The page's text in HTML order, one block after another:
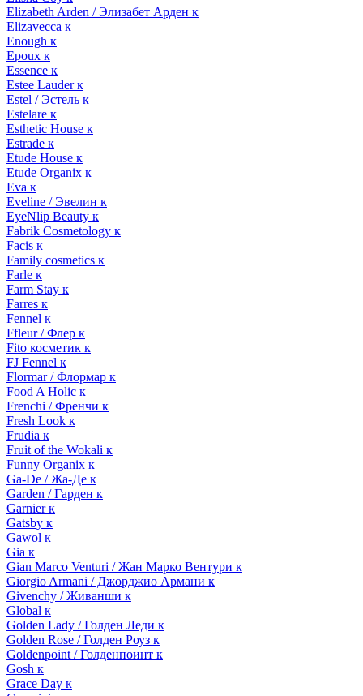
Elizabeth Arden / Элизабет Арден к
Elizavecca к
Enough к
Epoux к
Essence к
Estee Lauder к
Estel / Эстель к
Estelare к
Esthetic House к
Estrade к
Etude House к
Etude Organix к
Eva к
Eveline / Эвелин к
EyeNlip Beauty к
Fabrik Cosmetology к
Facis к
Family cosmetics к
Farle к
Farm Stay к
Farres к
Fennel к
Ffleur / Флер к
Fito косметик к
FJ Fennel к
Flormar / Флормар к
Food A Holic к
Frenchi / Френчи к
Fresh Look к
Frudia к
Fruit of the Wokali к
Funny Organix к
Ga-De / Жа-Де к
Garden / Гарден к
Garnier к
Gatsby к
Gawol к
Gia к
Gian Marco Venturi / Жан Марко Вентури к
Giorgio Armani / Джорджио Армани к
Givenchy / Живанши к
Global к
Golden Lady / Голден Леди к
Golden Rose / Голден Роуз к
Goldenpoint / Голденпоинт к
Gosh к
Grace Day к